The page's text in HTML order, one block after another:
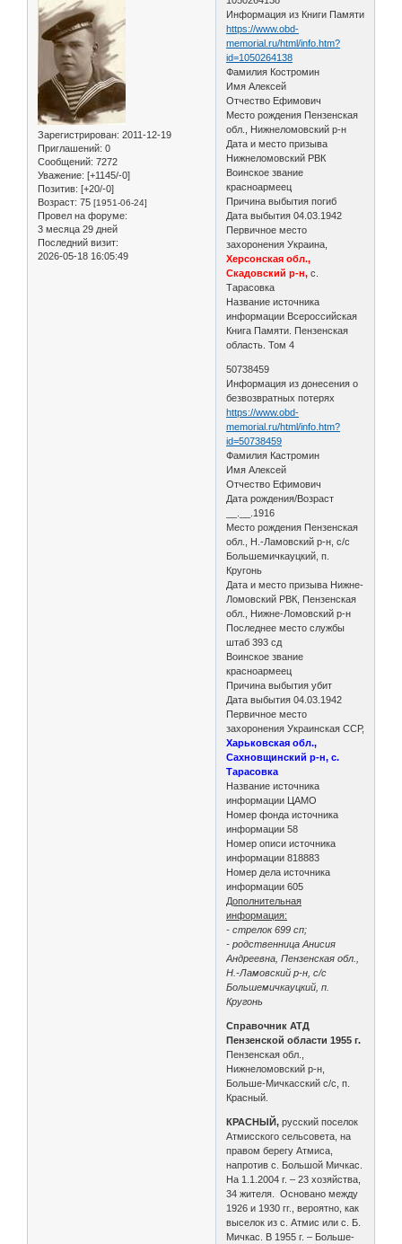
Зарегистрирован: 2011-12-19
Приглашений: 0
Сообщений: 7272
Уважение: [+1145/-0]
Позитив: [+20/-0]
Возраст: 75 [1951-06-24]
Провел на форуме:
3 месяца 29 дней
Последний визит:
2026-05-18 16:05:49
Информация из Книги Памяти
https://www.obd-
memorial.ru/html/info.htm?
id=1050264138
Фамилия Костромин
Имя Алексей
Отчество Ефимович
Место рождения Пензенская
обл., Нижнеломовский р-н
Дата и место призыва
Нижнеломовский РВК
Воинское звание
красноармеец
Причина выбытия погиб
Дата выбытия 04.03.1942
Первичное место
захоронения Украина,
Херсонская обл.,
Скадовский р-н,с.
Тарасовка
Название источника
информации Всероссийская
Книга Памяти. Пензенская
область. Том 4
50738459
Информация из донесения о
безвозвратных потерях
https://www.obd-
memorial.ru/html/info.htm?
id=50738459
Фамилия Кастромин
Имя Алексей
Отчество Ефимович
Дата рождения/Возраст
__.__.1916
Место рождения Пензенская
обл., Н.-Ламовский р-н, с/с
Большемичкауцкий, п.
Кругонь
Дата и место призыва Нижне-
Ломовский РВК, Пензенская
обл., Нижне-Ломовский р-н
Последнее место службы
штаб 393 сд
Воинское звание
красноармеец
Причина выбытия убит
Дата выбытия 04.03.1942
Первичное место
захоронения Украинская ССР,
Харьковская обл.,
Сахновщинский р-н, с.
Тарасовка
Название источника
информации ЦАМО
Номер фонда источника
информации 58
Номер описи источника
информации 818883
Номер дела источника
информации 605
Дополнительная
информация:
- стрелок 699 сп;
- родственница Анисия
Андреевна, Пензенская обл.,
Н.-Ламовский р-н, с/с
Большемичкауцкий, п.
Кругонь
Справочник АТД
Пензенской области 1955 г.
Пензенская обл.,
Нижнеломовский р-н,
Больше-Мичкасский с/с, п.
Красный.
КРАСНЫЙ, русский поселок
Атмисского сельсовета, на
правом берегу Атмиса,
напротив с. Большой Мичкас.
На 1.1.2004 г. – 23 хозяйства,
34 жителя. Основано между
1926 и 1930 гг., вероятно, как
выселок из с. Атмис или с. Б.
Мичкас. В 1955 г. – Больше-